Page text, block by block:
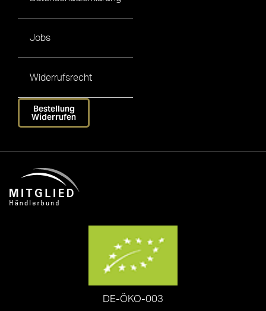
Jobs
Widerrufsrecht
Bestellung
Widerrufen
DE-ÖKO-003